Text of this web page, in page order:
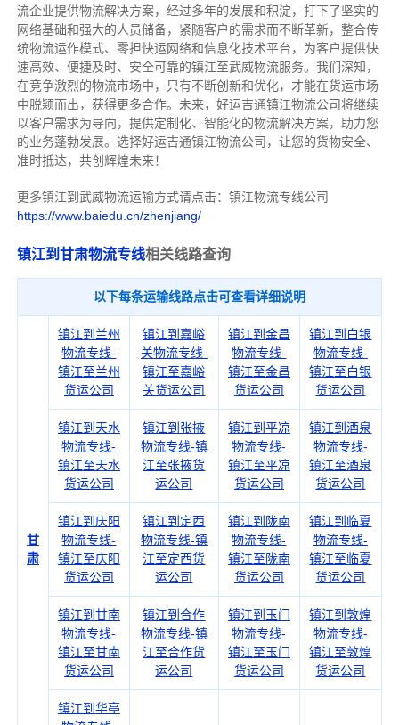
流企业提供物流解决方案，经过多年的发展和积淀，打下了坚实的
网络基础和强大的人员储备，紧随客户的需求而不断革新，整合传
统物流运作模式、零担快运网络和信息化技术平台，为客户提供快
速高效、便捷及时、安全可靠的镇江至武威物流服务。 我们深知，
在竞争激烈的物流市场中，只有不断创新和优化，才能在货运市场
中脱颖而出，获得更多合作。 未来，好运吉通镇江物流公司将继续
以客户需求为导向，提供定制化、智能化的物流解决方案，助力您
的业务蓬勃发展。选择好运吉通镇江物流公司，让您的货物安全、
准时抵达，共创辉煌未来！
更多镇江到武威物流运输方式请点击：镇江物流专线公司
https://www.baiedu.cn/zhenjiang/
镇江到甘肃物流专线相关线路查询
以下每条运输线路点击可查看详细说明
甘
肃
镇江到兰州
物流专线-
镇江至兰州
货运公司
镇江到嘉峪
关物流专线-
镇江至嘉峪
关货运公司
镇江到金昌
物流专线-
镇江至金昌
货运公司
镇江到白银
物流专线-
镇江至白银
货运公司
镇江到天水
物流专线-
镇江至天水
货运公司
镇江到张掖
物流专线-镇
江至张掖货
运公司
镇江到平凉
物流专线-
镇江至平凉
货运公司
镇江到酒泉
物流专线-
镇江至酒泉
货运公司
镇江到庆阳
物流专线-
镇江至庆阳
货运公司
镇江到定西
物流专线-镇
江至定西货
运公司
镇江到陇南
物流专线-
镇江至陇南
货运公司
镇江到临夏
物流专线-
镇江至临夏
货运公司
镇江到甘南
物流专线-
镇江至甘南
货运公司
镇江到合作
物流专线-镇
江至合作货
运公司
镇江到玉门
物流专线-
镇江至玉门
货运公司
镇江到敦煌
物流专线-
镇江至敦煌
货运公司
镇江到华亭